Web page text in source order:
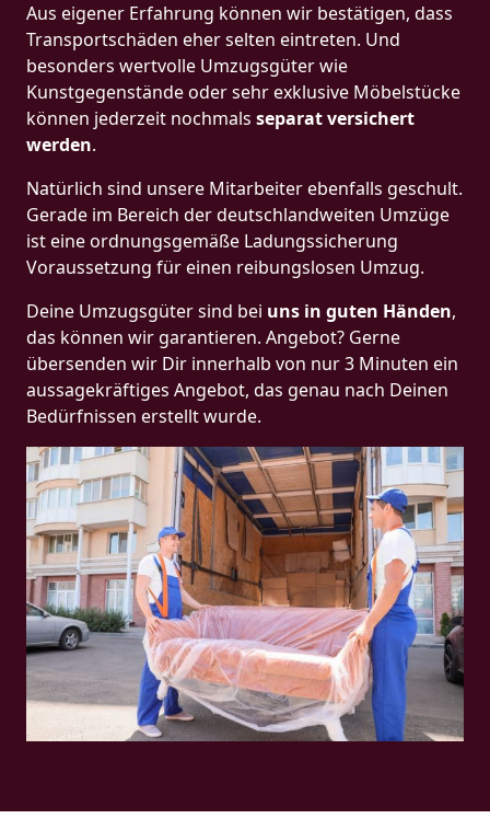
Aus eigener Erfahrung können wir bestätigen, dass
Transportschäden eher selten eintreten. Und
besonders wertvolle Umzugsgüter wie
Kunstgegenstände oder sehr exklusive Möbelstücke
können jederzeit nochmals separat versichert
werden.
Natürlich sind unsere Mitarbeiter ebenfalls geschult.
Gerade im Bereich der deutschlandweiten Umzüge
ist eine ordnungsgemäße Ladungssicherung
Voraussetzung für einen reibungslosen Umzug.
Deine Umzugsgüter sind bei uns in guten Händen,
das können wir garantieren. Angebot? Gerne
übersenden wir Dir innerhalb von nur 3 Minuten ein
aussagekräftiges Angebot, das genau nach Deinen
Bedürfnissen erstellt wurde.